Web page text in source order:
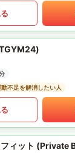
動不足を解消したい人